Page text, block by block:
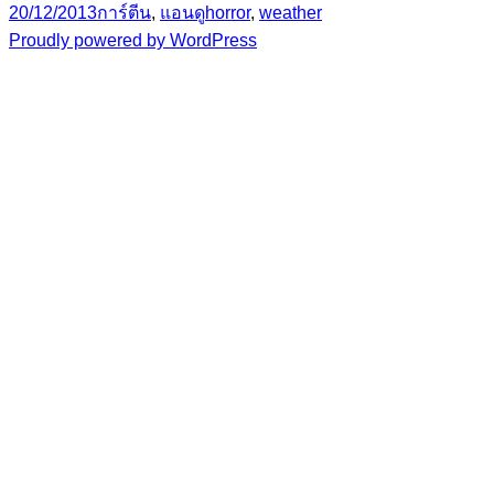
Posted
on
20/12/2013Categories
การ์ตีน, แอนดูTags
horror, weather
Proudly powered by WordPress